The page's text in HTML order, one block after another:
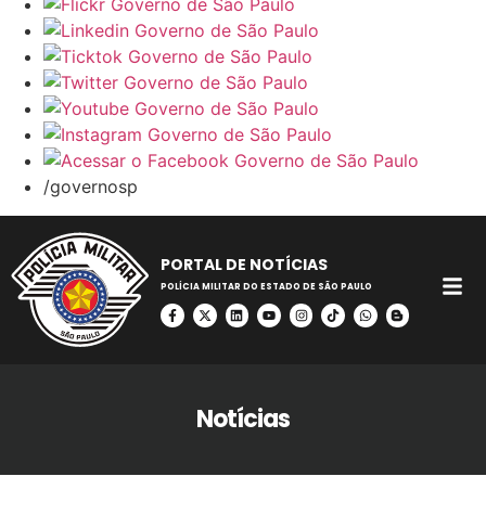
/governosp
PORTAL DE NOTÍCIAS
POLÍCIA MILITAR DO ESTADO DE SÃO PAULO
Notícias